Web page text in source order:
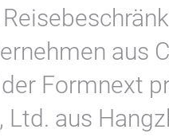
aus
Formnext
Ltd. aus